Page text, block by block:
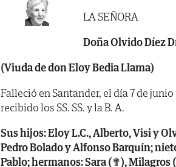
LA SEÑORA
Doña Olvido Díez
(Viuda de don Eloy Bedia Llama)
Falleció en Santander, el día 7 de
recibido los SS. SS. y la B. A.
Sus hijos: Eloy L.C., Alberto, Visi y
Pedro Bolado y Alfonso Barquín;
Pablo; hermanos: Sara (✟),